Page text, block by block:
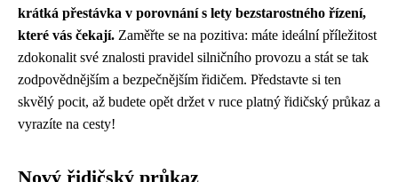
krátká přestávka v porovnání s lety bezstarostného řízení,
které vás čekají. Zaměřte se na pozitiva: máte ideální příležitost
zdokonalit své znalosti pravidel silničního provozu a stát se tak
zodpovědnějším a bezpečnějším řidičem. Představte si ten
skvělý pocit, až budete opět držet v ruce platný řidičský průkaz a
vyrazíte na cesty!
Nový řidičský průkaz